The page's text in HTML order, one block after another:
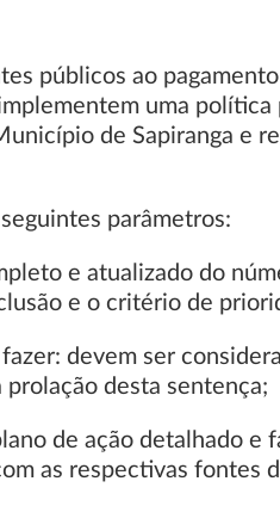
públicos ao
uma
de Sapiranga e
parâmetros:
e atualizado do
e o critério de
devem ser
desta sentença;
de ação detalhado
as respectivas fontes